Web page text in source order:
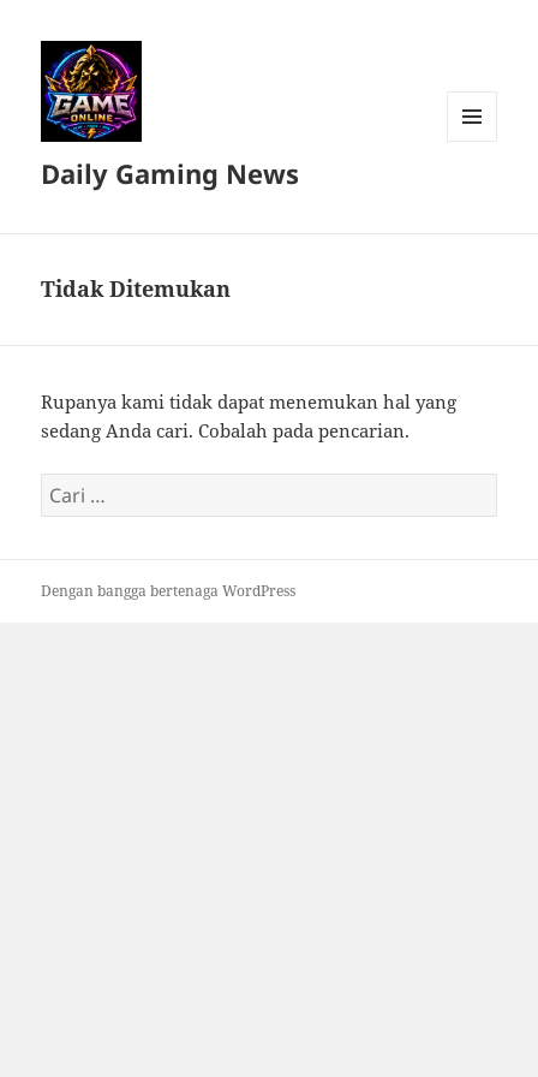
Daily Gaming News
Tidak Ditemukan
Rupanya kami tidak dapat menemukan hal yang
sedang Anda cari. Cobalah pada pencarian.
Cari
untuk:
Dengan bangga bertenaga WordPress